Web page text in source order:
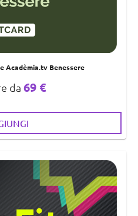
Acadèmia.tv Benessere
da 69 €